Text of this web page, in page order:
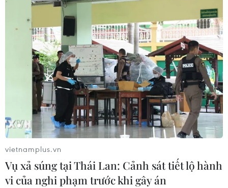
vietnamplus.vn
Vụ xả súng tại Thái Lan: Cảnh sát tiết lộ hành
vi của nghi phạm trước khi gây án